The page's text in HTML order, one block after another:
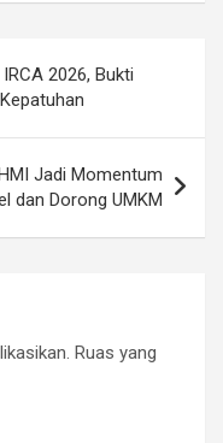
2026, Bukti
Jadi Momentum
dan Dorong UMKM
Ruas yang